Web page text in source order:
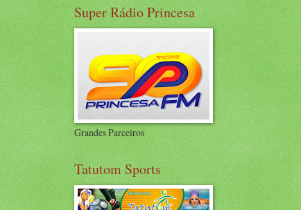
Super Rádio Princesa
Grandes Parceiros
Tatutom Sports